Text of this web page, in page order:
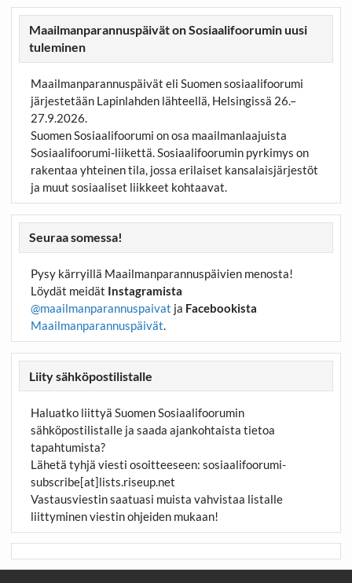
Maailmanparannuspäivät on Sosiaalifoorumin uusi
tuleminen
Maailmanparannuspäivät eli Suomen sosiaalifoorumi
järjestetään Lapinlahden lähteellä, Helsingissä 26.–
27.9.2026.
Suomen Sosiaalifoorumi on osa maailmanlaajuista
Sosiaalifoorumi-liikettä. Sosiaalifoorumin pyrkimys on
rakentaa yhteinen tila, jossa erilaiset kansalaisjärjestöt
ja muut sosiaaliset liikkeet kohtaavat.
Seuraa somessa!
Pysy kärryillä Maailmanparannuspäivien menosta!
Löydät meidät Instagramista
@maailmanparannuspaivat ja Facebookista
Maailmanparannuspäivät.
Liity sähköpostilistalle
Haluatko liittyä Suomen Sosiaalifoorumin
sähköpostilistalle ja saada ajankohtaista tietoa
tapahtumista?
Lähetä tyhjä viesti osoitteeseen: sosiaalifoorumi-
subscribe[at]lists.riseup.net
Vastausviestin saatuasi muista vahvistaa listalle
liittyminen viestin ohjeiden mukaan!